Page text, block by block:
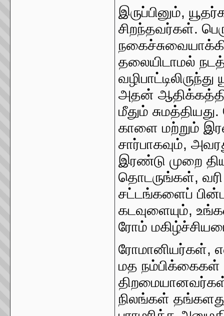
இருப்பினும்,
சிறந்தவர்கள்.
தலையிடாமல்
அதன்
மீதும்
காளை மற்றும்
சார்பாகவும்,
இரண்டு முறை
தொடருங்கள்,
சட்டங்களைப்
கடவுளையும்,
ரோம்
ரோமானியர்கள்,
மத நம்பிக்கைகள்
நிலங்கள்